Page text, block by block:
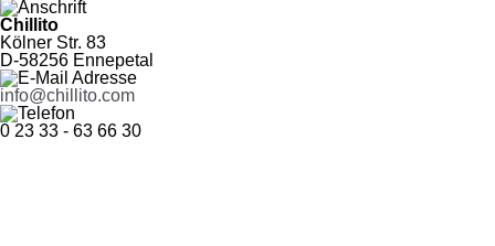
This page can't load Google Maps correctly.
Do you own this website?
Chillito
Kölner Str. 83
D-58256 Ennepetal
info@chillito.com
0 23 33 - 63 66 30